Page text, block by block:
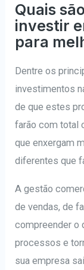
Quais
investir
para
Dentre os
investimentos
de que estes
farão com total
que enxergam
diferentes que
A gestão
de vendas, de
compreender o
processos e
sua empresa